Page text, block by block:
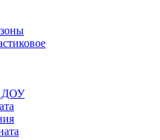
ДОУ